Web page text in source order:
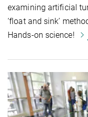
examining artificial
‘float and sink’
Hands-on science!